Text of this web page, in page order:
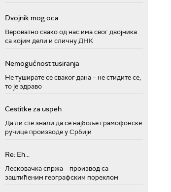
Dvojnik mog oca
Вероватно свако од нас има свог двојника
са којим дели и сличну ДНК
Nemogućnost tusiranja
Не туширате се сваког дана – не стидите се,
то је здраво
Cestitke za uspeh
Да ли сте знали да се најбоље грамофонске
ручице производе у Србији
Re: Eh...
Лесковачка спржа – производ са
заштићеним географским пореклом